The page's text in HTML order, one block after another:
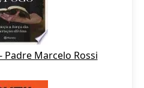
Marcelo Rossi